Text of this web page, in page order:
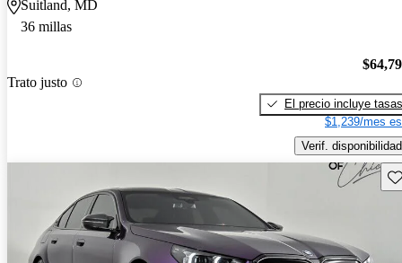
Suitland, MD
36 millas
Trato justo
El precio incluye tasas
$1,239/mes
Verif. disponibilidad